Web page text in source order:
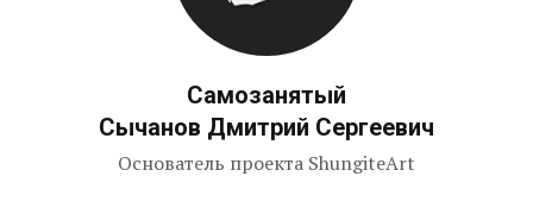
Самозанятый
Сычанов Дмитрий Сергеевич
Основатель проекта ShungiteArt